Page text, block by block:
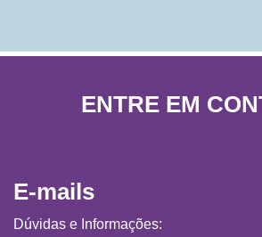
ENTRE EM
E-mails
Dúvidas e Informações: